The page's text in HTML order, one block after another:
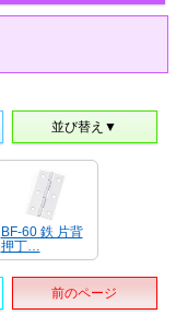
並び替え▼
BF-60 鉄 片背
押丁…
前のページ